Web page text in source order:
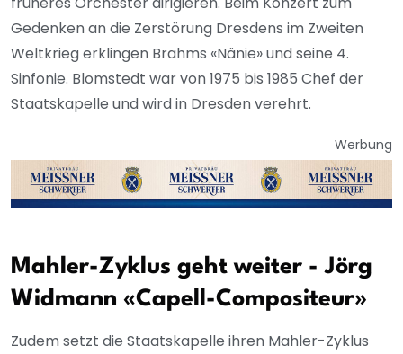
Gedenken an die Zerstörung Dresdens im Zweiten
Weltkrieg erklingen Brahms «Nänie» und seine 4.
Sinfonie. Blomstedt war von 1975 bis 1985 Chef der
Staatskapelle und wird in Dresden verehrt.
Werbung
Mahler-Zyklus geht weiter - Jörg
Widmann «Capell-Compositeur»
Zudem setzt die Staatskapelle ihren Mahler-Zyklus